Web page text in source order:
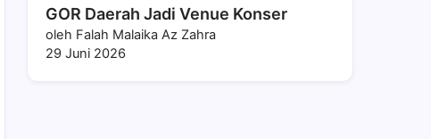
GOR Daerah Jadi Venue Konser
oleh Falah Malaika Az Zahra
29 Juni 2026